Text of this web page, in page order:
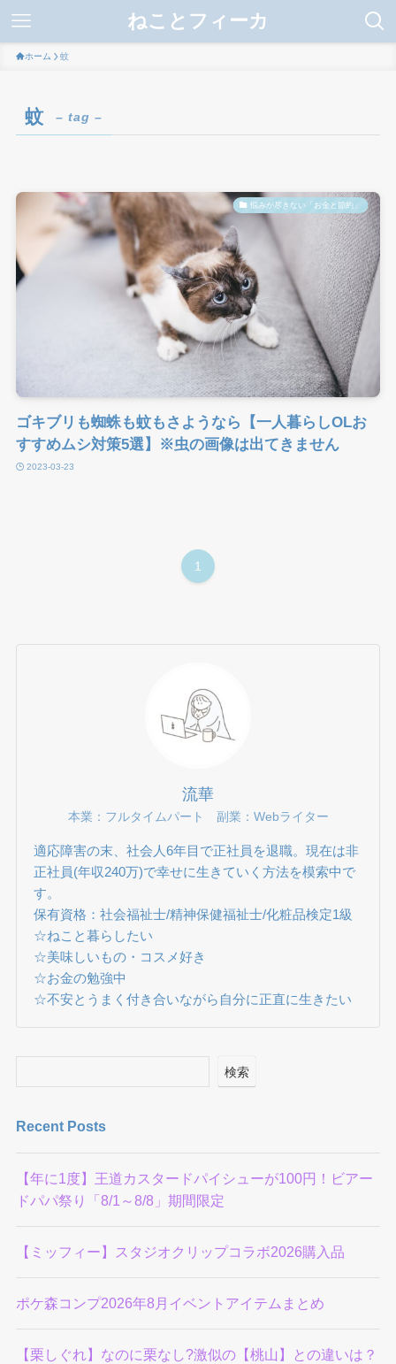
ねことフィーカ
ホーム 蚊
蚊 – tag –
悩みが尽きない「お金と節約」
ゴキブリも蜘蛛も蚊もさようなら【一人暮らしOLお
すすめムシ対策5選】※虫の画像は出てきません
2023-03-23
1
流華
本業：フルタイムパート 副業：Webライター
適応障害の末、社会人6年目で正社員を退職。現在は非
正社員(年収240万)で幸せに生きていく方法を模索中で
す。
保有資格：社会福祉士/精神保健福祉士/化粧品検定1級
☆ねこと暮らしたい
☆美味しいもの・コスメ好き
☆お金の勉強中
☆不安とうまく付き合いながら自分に正直に生きたい
検索
Recent Posts
【年に1度】王道カスタードパイシューが100円！ビアー
ドパパ祭り「8/1～8/8」期間限定
【ミッフィー】スタジオクリップコラボ2026購入品
ポケ森コンプ2026年8月イベントアイテムまとめ
【栗しぐれ】なのに栗なし?激似の【桃山】との違いは？